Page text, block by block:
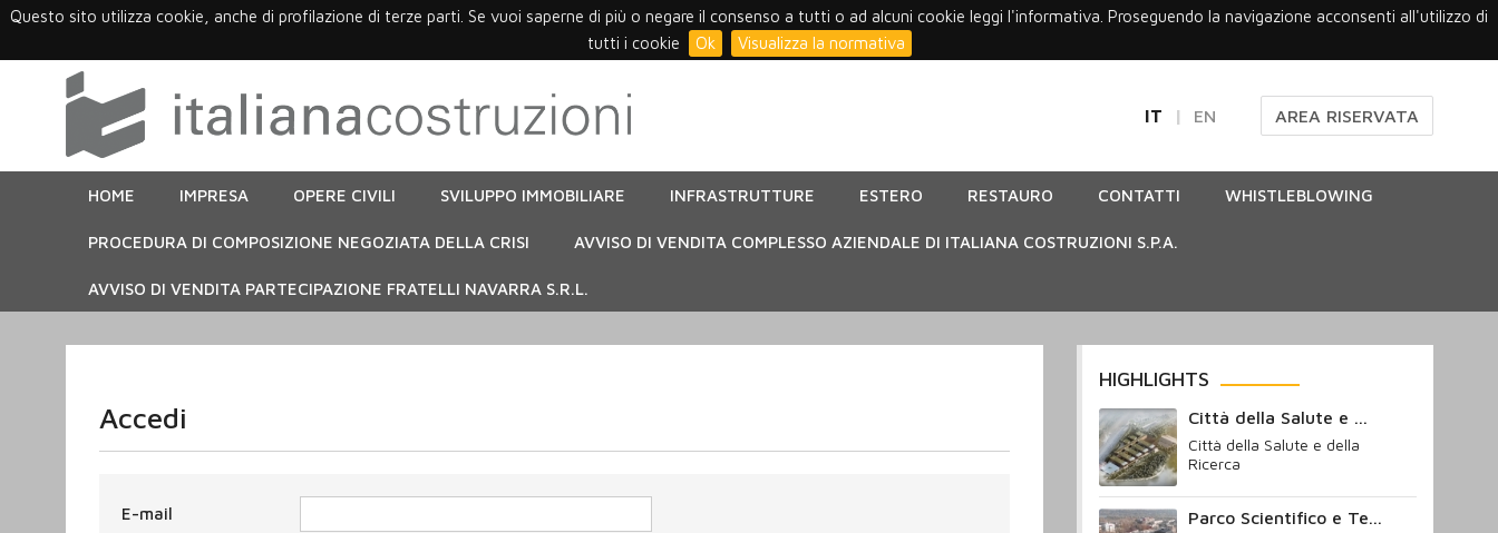
Questo sito utilizza cookie, anche di profilazione di terze parti. Se vuoi saperne di più o negare il consenso a tutti o ad alcuni cookie leggi l'informativa. Proseguendo la navigazione acconsenti all'utilizzo di
tutti i cookie
Ok Visualizza la normativa
IT EN AREA RISERVATA
HOME IMPRESA OPERE CIVILI SVILUPPO IMMOBILIARE INFRASTRUTTURE ESTERO RESTAURO CONTATTI WHISTLEBLOWING
PROCEDURA DI COMPOSIZIONE NEGOZIATA DELLA CRISI AVVISO DI VENDITA COMPLESSO AZIENDALE DI ITALIANA COSTRUZIONI S.P.A.
AVVISO DI VENDITA PARTECIPAZIONE FRATELLI NAVARRA S.R.L.
Accedi
E-mail
HIGHLIGHTS
Città della Salute e ...
Città della Salute e della
Ricerca
Parco Scientifico e Te...